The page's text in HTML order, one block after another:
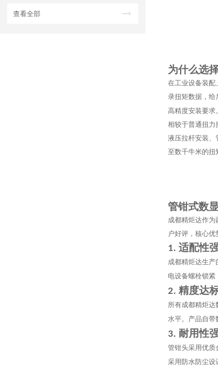
查看全部
为什么选
在工业设备装配
录扭矩数据，给
高精度安装要求
相较于普通扭力
液压拉杆安装、
至数千牛米的
管钳式数
成都精炬达作
户好评，核心
1. 适配性
成都精炬达生
电设备螺栓锁
2. 精度达
所有成都精炬
水平。产品自带
3. 耐用性
管钳头采用优质
采用防水防尘设